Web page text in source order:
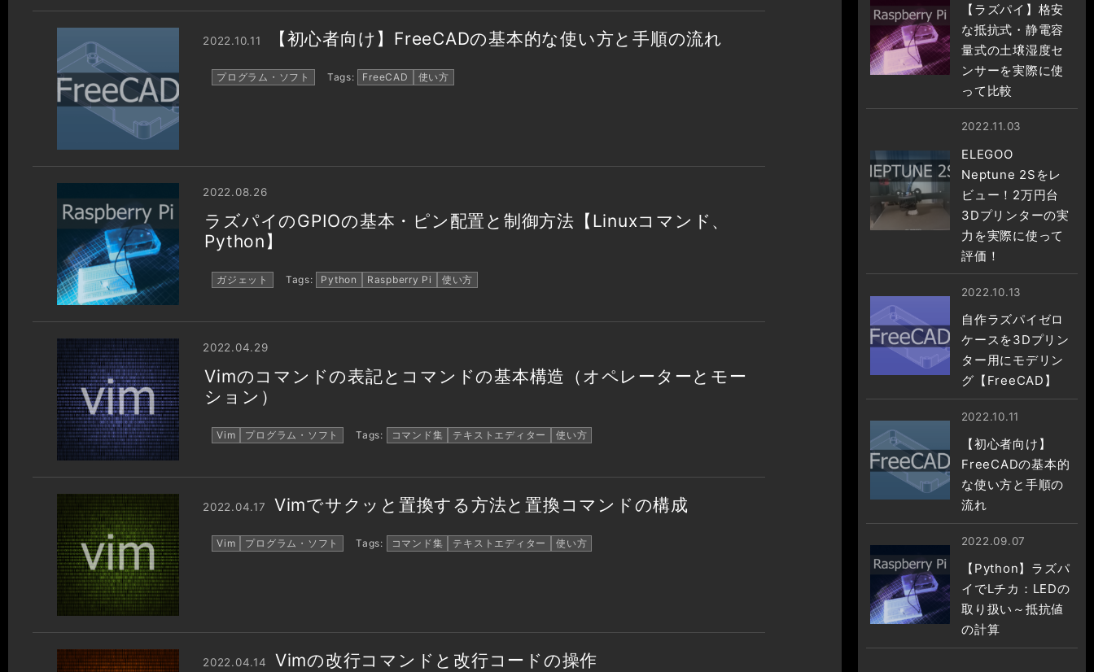
2022.10.11 【初心者向け】FreeCADの基本的な使い方と手順の流れ
プログラム・ソフト Tags: FreeCAD 使い方
2022.08.26
ラズパイのGPIOの基本・ピン配置と制御方法【Linuxコマンド、
Python】
ガジェット Tags: Python Raspberry Pi 使い方
2022.04.29
Vimのコマンドの表記とコマンドの基本構造（オペレーターとモー
ション）
Vim プログラム・ソフト Tags: コマンド集 テキストエディター 使い方
2022.04.17 Vimでサクッと置換する方法と置換コマンドの構成
Vim プログラム・ソフト Tags: コマンド集 テキストエディター 使い方
2022.04.14 Vimの改行コマンドと改行コードの操作
【ラズパイ】格安
な抵抗式・静電容
量式の土壌湿度セ
ンサーを実際に使
って比較
2022.11.03
ELEGOO
Neptune 2Sをレ
ビュー！2万円台
3Dプリンターの実
力を実際に使って
評価！
2022.10.13
自作ラズパイゼロ
ケースを3Dプリン
ター用にモデリン
グ【FreeCAD】
2022.10.11
【初心者向け】
FreeCADの基本的
な使い方と手順の
流れ
2022.09.07
【Python】ラズパ
イでLチカ：LEDの
取り扱い～抵抗値
の計算